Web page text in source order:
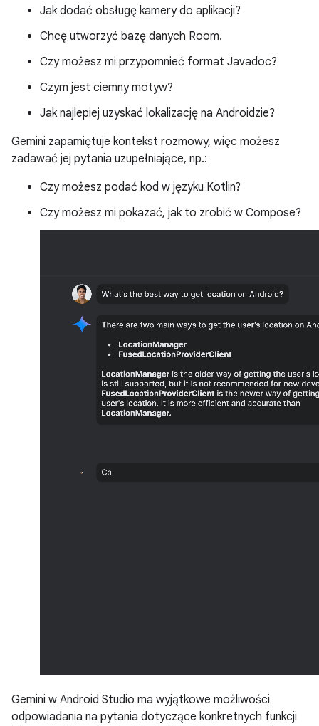
Jak dodać obsługę kamery do aplikacji?
Chcę utworzyć bazę danych Room.
Czy możesz mi przypomnieć format Javadoc?
Czym jest ciemny motyw?
Jak najlepiej uzyskać lokalizację na Androidzie?
Gemini zapamiętuje kontekst rozmowy, więc możesz
zadawać jej pytania uzupełniające, np.:
Czy możesz podać kod w języku Kotlin?
Czy możesz mi pokazać, jak to zrobić w Compose?
Gemini w Android Studio ma wyjątkowe możliwości
odpowiadania na pytania dotyczące konkretnych funkcji